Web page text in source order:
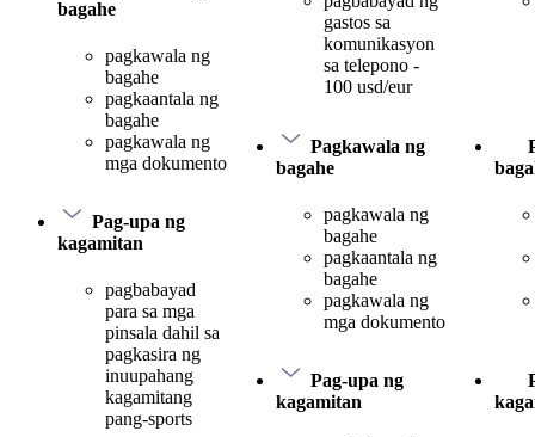
bagahe
pagkawala ng
bagahe
pagkaantala ng
bagahe
pagkawala ng
mga dokumento
Pag-upa ng
kagamitan
pagbabayad
para sa mga
pinsala dahil sa
pagkasira ng
inuupahang
kagamitang
pang-sports
gastos sa
komunikasyon
sa telepono -
100 usd/eur
Pagkawala ng
bagahe
pagkawala ng
bagahe
pagkaantala ng
bagahe
pagkawala ng
mga dokumento
Pag-upa ng
kagamitan